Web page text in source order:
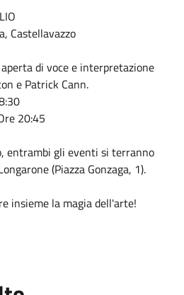
Castellavazzo
di voce e interpretazione
e Patrick Cann.
20:45
entrambi gli eventi si terranno
(Piazza Gonzaga, 1).
insieme la magia dell'arte!